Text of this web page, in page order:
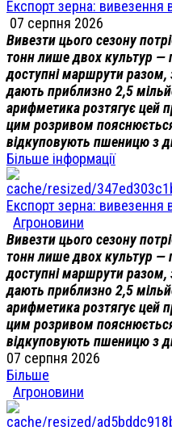
Експорт зерна: вивезення
07 серпня 2026
Вивезти цього сезону
тонн лише двох культур —
доступні маршрути разом,
дають приблизно 2,5
арифметика розтягує цей
цим розривом
відкуповують пшеницю з
Більше інформації
Експорт зерна: вивезення
Агроновини
Вивезти цього сезону
тонн лише двох культур —
доступні маршрути разом,
дають приблизно 2,5
арифметика розтягує цей
цим розривом
відкуповують пшеницю з
07 серпня 2026
Більше
Агроновини